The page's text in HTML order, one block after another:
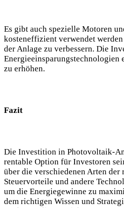
Es gibt auch spezielle Motoren
kosteneffizient verwendet
der Anlage zu verbessern. Die
Energieeinsparungstechnologien
zu erhöhen.
Fazit
Die Investition in Photovoltaik-
rentable Option für Investoren
über die verschiedenen Arten
Steuervorteile und andere
um die Energiegewinne zu
dem richtigen Wissen und